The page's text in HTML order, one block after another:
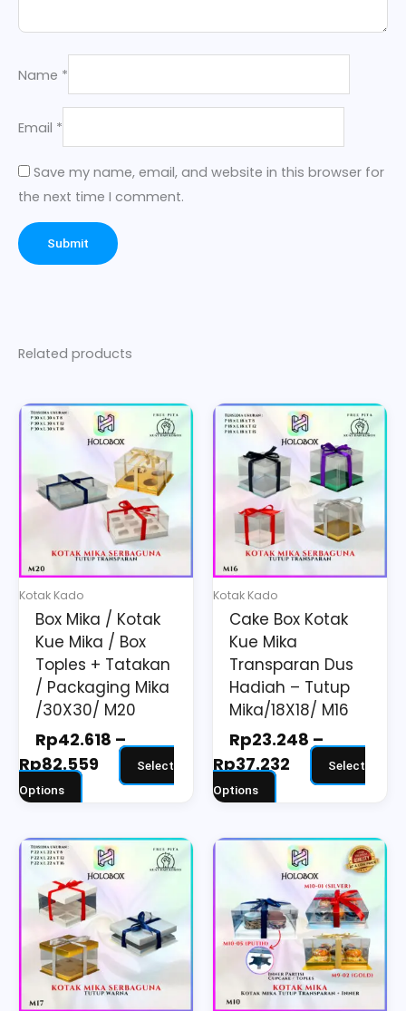
Name *
Email *
Save my name, email, and website in this browser for
the next time I comment.
Related products
Kotak Kado
Box Mika / Kotak
Kue Mika / Box
Toples + Tatakan
/ Packaging Mika
/30X30/ M20
Rp42.618 –
Rp82.559
Price
range:
Rp42.618
through
Rp82.559
Select
Options
This
product
multiple
variants.
options
be
chosen
on
the
product
page
Kotak Kado
Cake Box Kotak
Kue Mika
Transparan Dus
Hadiah – Tutup
Mika/18X18/ M16
Rp23.248 –
Rp37.232
Price
range:
Rp23.248
through
Rp37.232
Select
Options
This
product
has
multiple
variants.
The
options
be
chosen
on
the
product
page
Price
range:
Rp25.644
through
Rp56.617
This
product
has
multiple
variants.
The
options
Price
range:
Rp40.444
through
Rp73.775
This
product
has
multiple
variants.
The
options